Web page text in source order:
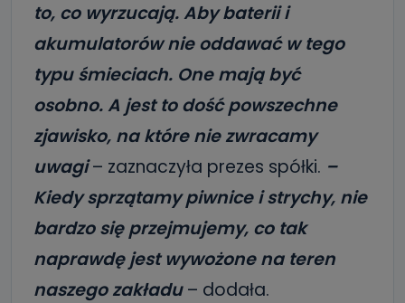
to, co wyrzucają. Aby baterii i
akumulatorów nie oddawać w tego
typu śmieciach. One mają być
osobno. A jest to dość powszechne
zjawisko, na które nie zwracamy
uwagi– zaznaczyła prezes spółki. –
Kiedy sprzątamy piwnice i strychy, nie
bardzo się przejmujemy, co tak
naprawdę jest wywożone na teren
naszego zakładu– dodała.